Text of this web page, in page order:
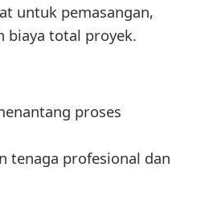
untuk pemasangan,
biaya total proyek.
proses
tenaga profesional dan